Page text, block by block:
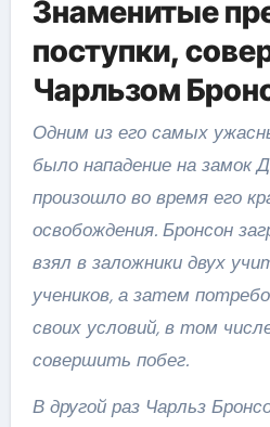
Знаменитые
поступки,
Чарльзом
Одним из его самых
было нападение на замок
произошло во время его
освобождения. Бронсон
взял в заложники двух
учеников, а затем
своих условий, в том
совершить побег.
В другой раз Чарльз